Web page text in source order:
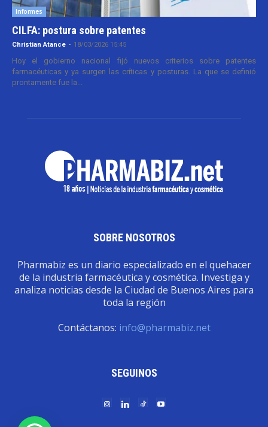
Informes
CILFA: postura sobre patentes
Christian Atance - 18/03/2026 15:45
Hoy el gobierno nacional fijó nuevos criterios sobre patentes
farmacéuticas y ya surgen las críticas y posturas. La que se definió
prontamente fue la...
SOBRE NOSOTROS
Pharmabiz es un diario especializado en el quehacer
de la industria farmacéutica y cosmética. Investiga y
analiza noticias desde la Ciudad de Buenos Aires para
toda la región
Contáctanos: info@pharmabiz.net
SEGUINOS